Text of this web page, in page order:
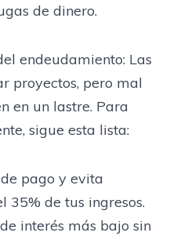
de dinero.
endeudamiento: Las
proyectos, pero mal
en un lastre. Para
sigue esta lista:
pago y evita
35% de tus ingresos.
interés más bajo sin